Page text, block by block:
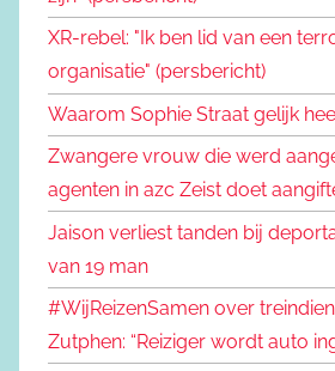
XR-rebel: "Ik ben lid van een
organisatie" (persbericht)
Waarom Sophie Straat gelijk
Zwangere vrouw die werd
agenten in azc Zeist doet
Jaison verliest tanden bij
van 19 man
#WijReizenSamen over
Zutphen: “Reiziger wordt auto